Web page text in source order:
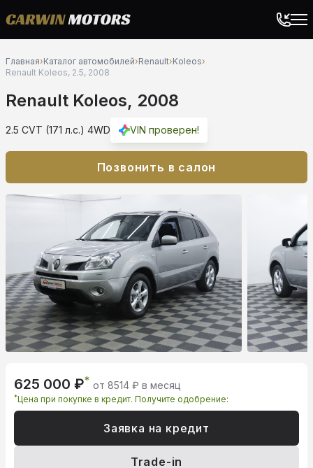
Главная›Каталог автомобилей›Renault›Koleos›
Renault Koleos, 2.5, 2008
Renault Koleos, 2008
2.5 CVT (171 л.с.) 4WD VIN проверен!
Позвонить в салон
625 000 ₽* от 8514 ₽ в месяц
*Цена при покупке в кредит. Получите одобрение:
Заявка на кредит
Trade-in